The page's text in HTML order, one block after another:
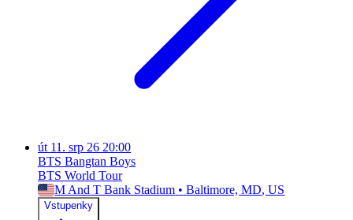
út 11. srp 26 20:00
BTS Bangtan Boys
BTS World Tour
M And T Bank Stadium • Baltimore, MD, US
Vstupenky